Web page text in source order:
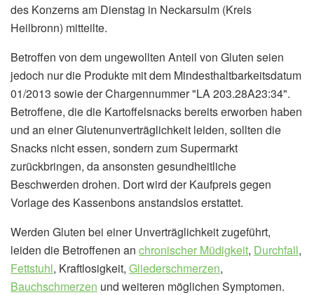
des Konzerns am Dienstag in Neckarsulm (Kreis
Heilbronn) mitteilte.
Betroffen von dem ungewollten Anteil von Gluten seien
jedoch nur die Produkte mit dem Mindesthaltbarkeitsdatum
01/2013 sowie der Chargennummer "LA 203.28A23:34".
Betroffene, die die Kartoffelsnacks bereits erworben haben
und an einer Glutenunverträglichkeit leiden, sollten die
Snacks nicht essen, sondern zum Supermarkt
zurückbringen, da ansonsten gesundheitliche
Beschwerden drohen. Dort wird der Kaufpreis gegen
Vorlage des Kassenbons anstandslos erstattet.
Werden Gluten bei einer Unverträglichkeit zugeführt,
leiden die Betroffenen an chronischer Müdigkeit, Durchfall,
Fettstuhl, Kraftlosigkeit, Gliederschmerzen,
Bauchschmerzen und weiteren möglichen Symptomen.